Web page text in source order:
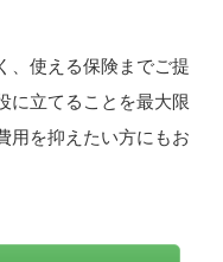
、使える保険までご提
に立てることを最大限
用を抑えたい方にもお